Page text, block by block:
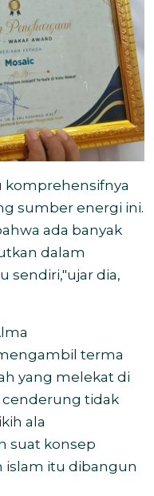
komprehensifnya
sumber energi ini.
ada banyak
dalam
sendiri,"ujar dia,
terma
yang melekat di
tidak
ala
suat konsep
islam itu dibangun